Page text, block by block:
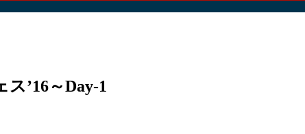
’16～Day-1